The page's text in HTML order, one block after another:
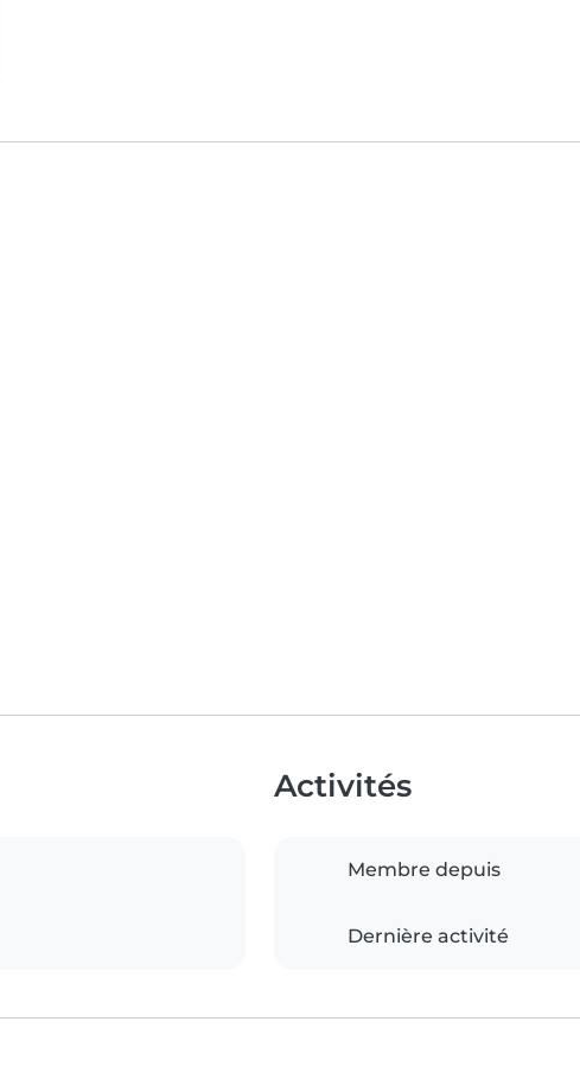
Activités
Membre depuis
Dernière activité